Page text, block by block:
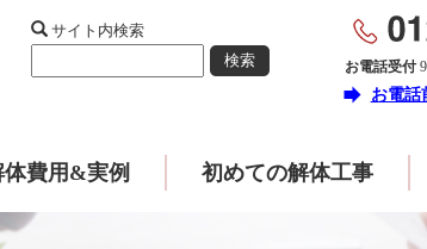
サイト内検索
お電話受付
forward お電話
費用&実例 初めての解体工事